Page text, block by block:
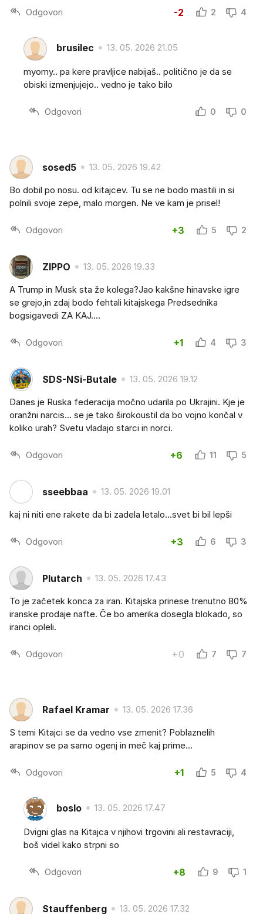
Odgovori -2 2 4
brusilec 13. 05. 2026 21.05
myomy.. pa kere pravljice nabijaš.. politično je da se
obiski izmenjujejo.. vedno je tako bilo
Odgovori 0 0
sosed5 13. 05. 2026 19.42
Bo dobil po nosu. od kitajcev. Tu se ne bodo mastili in si
polnili svoje zepe, malo morgen. Ne ve kam je prisel!
Odgovori +3 5 2
ZIPPO 13. 05. 2026 19.33
A Trump in Musk sta že kolega?Jao kakšne hinavske igre
se grejo,in zdaj bodo fehtali kitajskega Predsednika
bogsigavedi ZA KAJ....
Odgovori +1 4 3
SDS-NSi-Butale 13. 05. 2026 19.12
Danes je Ruska federacija močno udarila po Ukrajini. Kje je
oranžni narcis... se je tako širokoustil da bo vojno končal v
koliko urah? Svetu vladajo starci in norci.
Odgovori +6 11 5
sseebbaa 13. 05. 2026 19.01
kaj ni niti ene rakete da bi zadela letalo...svet bi bil lepši
Odgovori +3 6 3
Plutarch 13. 05. 2026 17.43
To je začetek konca za iran. Kitajska prinese trenutno 80%
iranske prodaje nafte. Če bo amerika dosegla blokado, so
iranci opleli.
Odgovori +0 7 7
Rafael Kramar 13. 05. 2026 17.36
S temi Kitajci se da vedno vse zmenit? Poblaznelih
arapinov se pa samo ogenj in meč kaj prime...
Odgovori +1 5 4
boslo 13. 05. 2026 17.47
Dvigni glas na Kitajca v njihovi trgovini ali restavraciji,
boš videl kako strpni so
Odgovori +8 9 1
Stauffenberg 13. 05. 2026 17.32